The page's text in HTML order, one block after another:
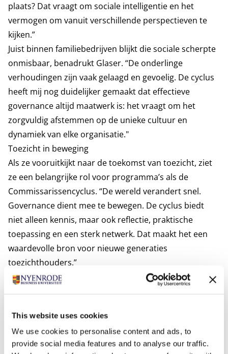
This website uses cookies
We use cookies to personalise content and ads, to
provide social media features and to analyse our traffic.
plaats? Dat vraagt om sociale intelligentie en het
vermogen om vanuit verschillende perspectieven te
kijken.”
Juist binnen familiebedrijven blijkt die sociale scherpte
onmisbaar, benadrukt Glaser. “De onderlinge
verhoudingen zijn vaak gelaagd en gevoelig. De cyclus
heeft mij nog duidelijker gemaakt dat effectieve
governance altijd maatwerk is: het vraagt om het
zorgvuldig afstemmen op de unieke cultuur en
dynamiek van elke organisatie."
Toezicht in beweging
Als ze vooruitkijkt naar de toekomst van toezicht, ziet
ze een belangrijke rol voor programma’s als de
Commissarissencyclus. “De wereld verandert snel.
Governance dient mee te bewegen. De cyclus biedt
niet alleen kennis, maar ook reflectie, praktische
toepassing en een sterk netwerk. Dat maakt het een
waardevolle bron voor nieuwe generaties
toezichthouders.”
De Commissarissencyclusis een toonaangevend
toezichthouders. Het biedt verdieping op actuele
thema’s, ruimte voor reflectie en een sterk
netwerk van professionals. In 2025 vindt de 75e